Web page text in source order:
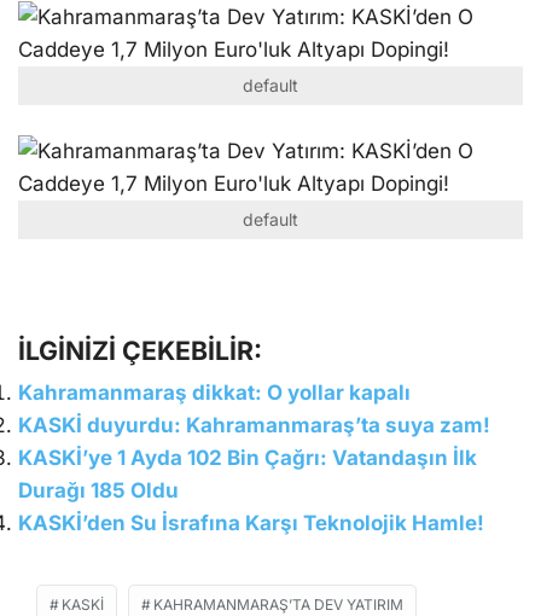
default
default
İLGİNİZİ ÇEKEBİLİR:
Kahramanmaraş dikkat: O yollar kapalı
KASKİ duyurdu: Kahramanmaraş’ta suya zam!
KASKİ’ye 1 Ayda 102 Bin Çağrı: Vatandaşın İlk
Durağı 185 Oldu
KASKİ’den Su İsrafına Karşı Teknolojik Hamle!
KASKİ KAHRAMANMARAŞ’TA DEV YATIRIM